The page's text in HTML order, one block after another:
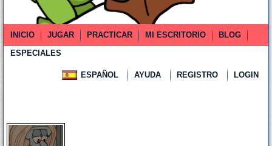
INICIO JUGAR PRACTICAR MI ESCRITORIO
BLOG
ESPECIALES
ESPAÑOL AYUDA REGISTRO LOGIN